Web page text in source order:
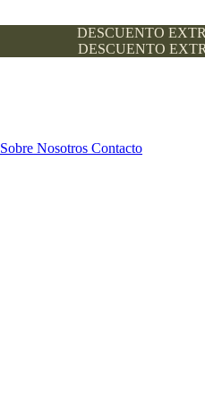
DESCUENTO
DESCUENTO
Sobre Nosotros Contacto